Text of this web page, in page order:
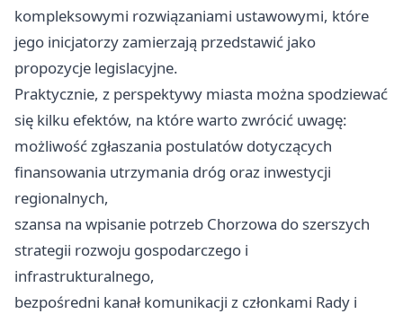
kompleksowymi rozwiązaniami ustawowymi, które
jego inicjatorzy zamierzają przedstawić jako
propozycje legislacyjne.
Praktycznie, z perspektywy miasta można spodziewać
się kilku efektów, na które warto zwrócić uwagę:
możliwość zgłaszania postulatów dotyczących
finansowania utrzymania dróg oraz inwestycji
regionalnych,
szansa na wpisanie potrzeb Chorzowa do szerszych
strategii rozwoju gospodarczego i
infrastrukturalnego,
bezpośredni kanał komunikacji z członkami Rady i